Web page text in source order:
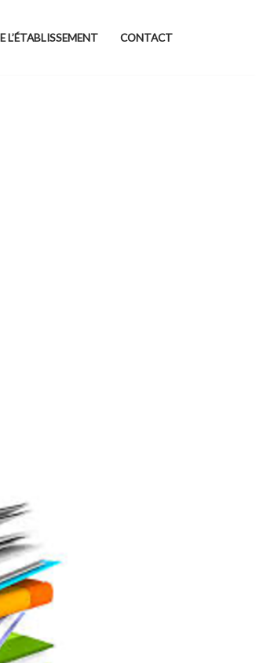
L’ÉTABLISSEMENT CONTACT